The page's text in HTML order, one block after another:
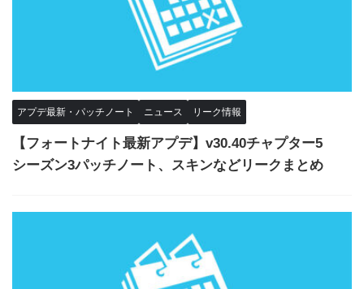
アプデ最新・パッチノート ニュース リーク情報
【フォートナイト最新アプデ】v30.40チャプター5
シーズン3パッチノート、スキンなどリークまとめ